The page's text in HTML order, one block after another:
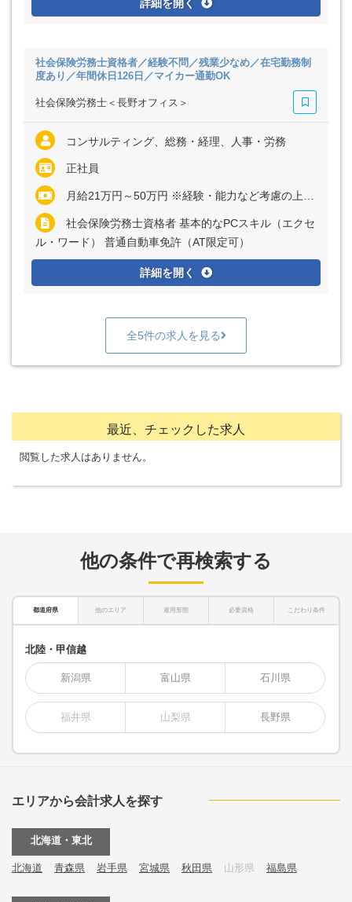
詳細を開く
社会保険労務士資格者／経験不問／残業少なめ／在宅勤務制
度あり／年間休日126日／マイカー通勤OK
社会保険労務士＜長野オフィス＞
コンサルティング、総務・経理、人事・労務
正社員
月給21万円～50万円 ※経験・能力など考慮の上、決定いたします ※残業代は全額支給
社会保険労務士資格者 基本的なPCスキル（エクセ
ル・ワード） 普通自動車免許（AT限定可）
詳細を開く
全5件の求人を見る
最近、チェックした求人
閲覧した求人はありません。
他の条件で再検索する
都道府県 他のエリア 雇用形態 必要資格 こだわり条件
北陸・甲信越
新潟県 富山県 石川県
福井県 山梨県 長野県
エリアから会計求人を探す
北海道・東北
北海道 青森県 岩手県 宮城県 秋田県 山形県 福島県